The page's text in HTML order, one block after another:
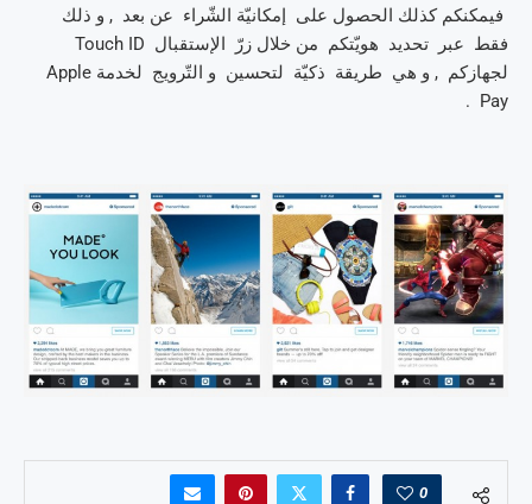
فيمكنكم كذلك الحصول على إمكانيّة الشّراء عن بعد , و ذلك
فقط عبر تحديد هويّتكم من خلال زرّ الإستقبال Touch ID
لجهازكم , و هي طريقة ذكيّة لتحسين و التّرويج لخدمة Apple
Pay .
0